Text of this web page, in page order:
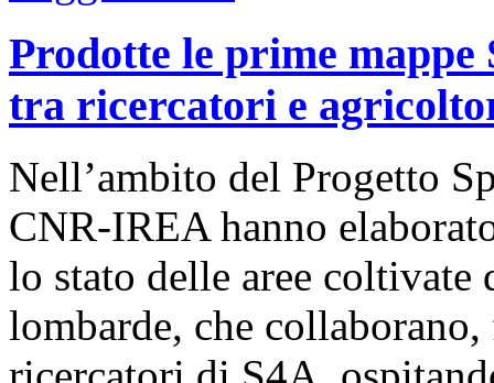
Prodotte le prime
tra ricercatori e
Nell’ambito del Progetto
CNR-IREA hanno
lo stato delle aree coltivate
lombarde, che